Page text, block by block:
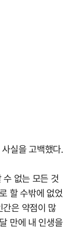
실을 고백했다.
없는 모든 것
할 수밖에 없었
은 약점이 많
만에 내 인생을